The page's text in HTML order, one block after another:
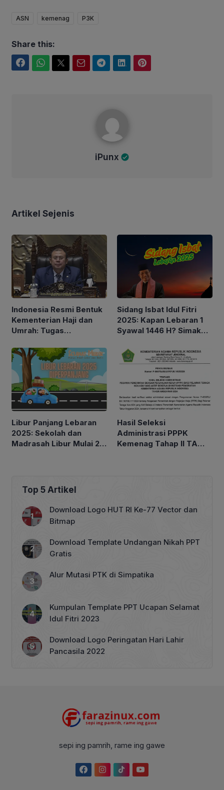
ASN kemenag P3K
Share this:
iPunx
Artikel Sejenis
Indonesia Resmi Bentuk
Kementerian Haji dan
Umrah: Tugas
Berpindah dari
Kementerian Agama
Sidang Isbat Idul Fitri
2025: Kapan Lebaran 1
Syawal 1446 H? Simak
Pemantauan Hilal!
Libur Panjang Lebaran
2025: Sekolah dan
Madrasah Libur Mulai 21
Hasil Seleksi
Administrasi PPPK
Kemenag Tahap II TA
Top 5 Artikel
Download Logo HUT RI Ke-77 Vector dan
Bitmap
Download Template Undangan Nikah PPT
Gratis
Alur Mutasi PTK di Simpatika
Kumpulan Template PPT Ucapan Selamat
Idul Fitri 2023
Download Logo Peringatan Hari Lahir
Pancasila 2022
sepi ing pamrih, rame ing gawe